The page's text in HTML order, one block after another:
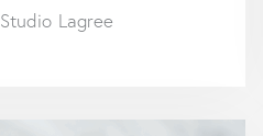
Studio Lagree